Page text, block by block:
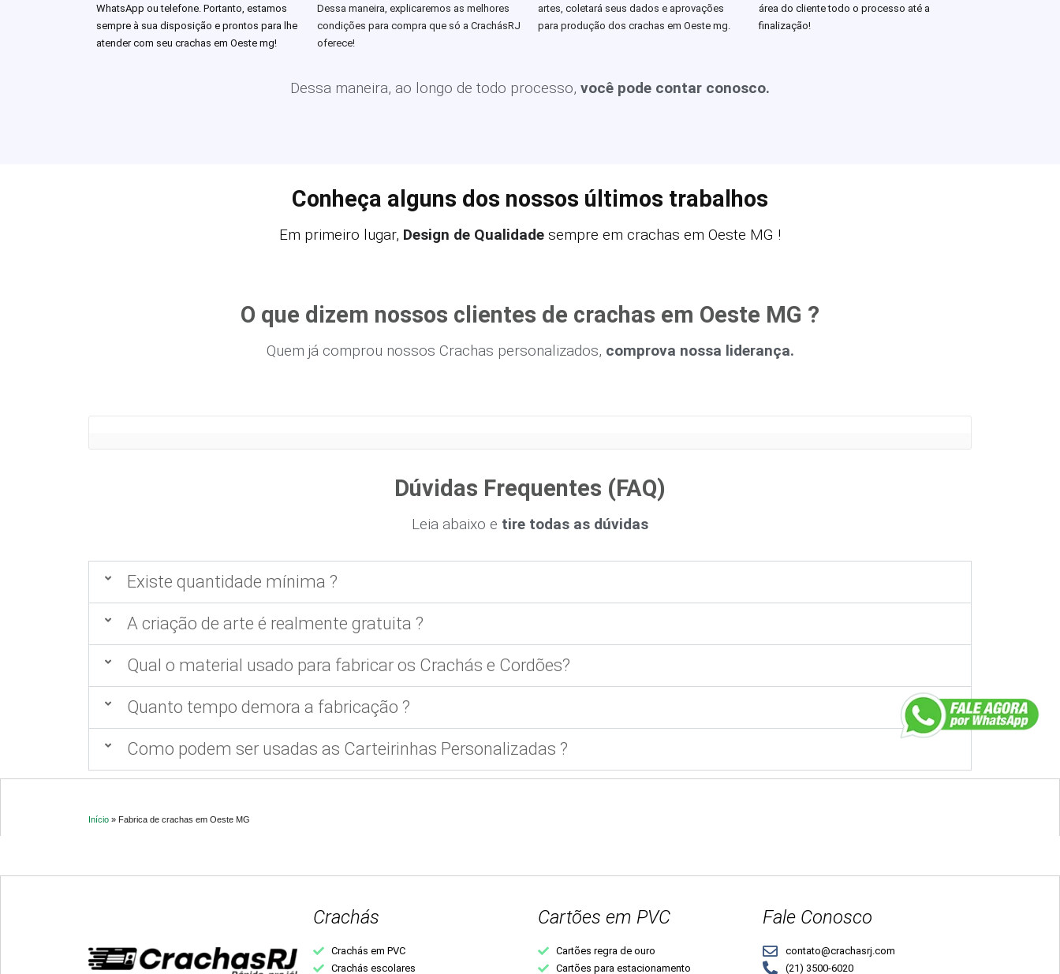
WhatsApp ou telefone. Portanto, estamos
sempre à sua disposição e prontos para lhe
atender com seu crachas em Oeste mg!
Dessa maneira, explicaremos as melhores
condições para compra que só a CrachásRJ
oferece!
artes, coletará seus dados e aprovações
para produção dos crachas em Oeste mg.
área do cliente todo o processo até a
finalização!
Dessa maneira, ao longo de todo processo, você pode contar conosco.
Conheça alguns dos nossos últimos trabalhos
Em primeiro lugar, Design de Qualidade sempre em crachas em Oeste MG !
O que dizem nossos clientes de crachas em Oeste MG ?
Quem já comprou nossos Crachas personalizados, comprova nossa liderança.
Dúvidas Frequentes (FAQ)
Leia abaixo e tire todas as dúvidas
Existe quantidade mínima ?
A criação de arte é realmente gratuita ?
Qual o material usado para fabricar os Crachás e Cordões?
Quanto tempo demora a fabricação ?
Como podem ser usadas as Carteirinhas Personalizadas ?
Início » Fabrica de crachas em Oeste MG
Crachás
Crachás em PVC
Crachás escolares
Cartões em PVC
Cartões regra de ouro
Cartões para estacionamento
Fale Conosco
contato@crachasrj.com
(21) 3500-6020